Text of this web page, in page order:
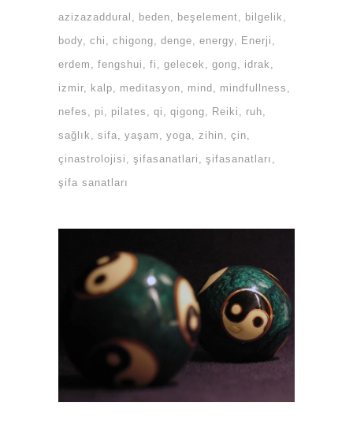
azizazaddural
beden beşelement
bilgelik
body chi chigong denge energy
Enerji
erdem
fengshui fi gelecek gong
idrak
izmir
kalp meditasyon mind
mindfullness
nefes
pi pilates qi qigong Reiki
ruh
sağlık
sifa yaşam yoga zihin
çin
çinastrolojisi
şifasanatlari
şifasanatları
şifa sanatları